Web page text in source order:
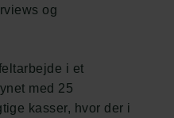
og
i et
med 25
kasser, hvor der i